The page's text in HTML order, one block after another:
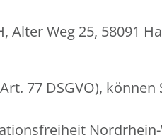
Weg 25, 58091
77 DSGVO),